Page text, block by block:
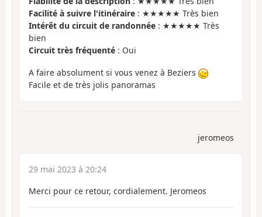
Facilité à suivre l'itinéraire : ★★★★★ Très bien
Intérêt du circuit de randonnée : ★★★★★ Très
bien
Circuit très fréquenté : Oui
A faire absolument si vous venez à Beziers
Facile et de très jolis panoramas
jeromeos
29 mai 2023 à 20:24
Merci pour ce retour, cordialement. Jeromeos